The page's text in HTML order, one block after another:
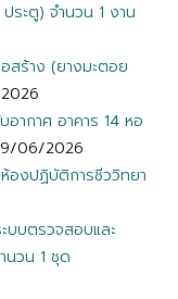
ระตู) จำนวน 1 งาน
สร้าง (ยางมะตอย
อากาศ อาคาร 14 หอ
06/2026
องปฏิบัติการชีววิทยา
บบตรวจสอบและ
นวน 1 ชุด